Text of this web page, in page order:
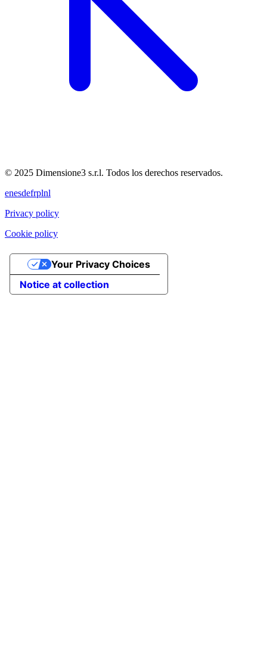
© 2025 Dimensione3 s.r.l. Todos los derechos reservados.
enesdefrplnl
Privacy policy
Cookie policy
Notice at collection
Your Privacy Choices